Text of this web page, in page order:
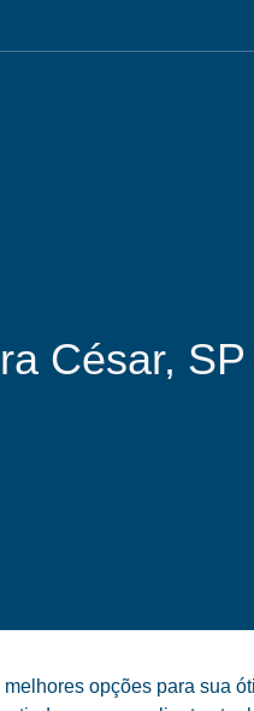
César,
melhores opções para sua